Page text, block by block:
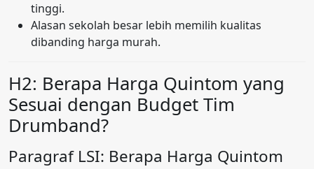
tinggi.
Alasan sekolah besar lebih memilih kualitas
dibanding harga murah.
H2: Berapa Harga Quintom yang
Sesuai dengan Budget Tim
Drumband?
Paragraf LSI: Berapa Harga Quintom